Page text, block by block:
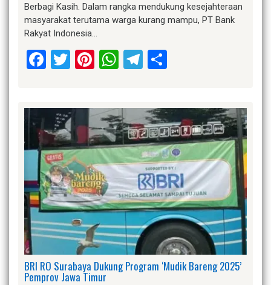
Berbagi Kasih. Dalam rangka mendukung kesejahteraan
masyarakat terutama warga kurang mampu, PT Bank
Rakyat Indonesia…
Facebook
Twitter
Pinterest
WhatsApp
Telegram
BRI RO Surabaya Dukung Program ‘Mudik Bareng 2025’
Pemprov Jawa Timur